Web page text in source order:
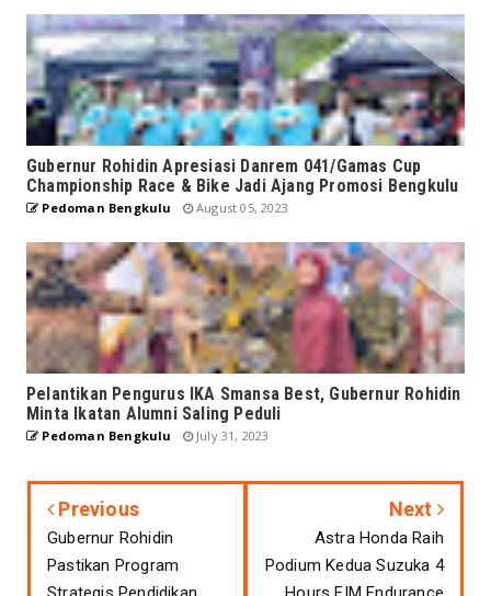
Gubernur Rohidin Apresiasi Danrem 041/Gamas Cup
Championship Race & Bike Jadi Ajang Promosi Bengkulu
Pedoman Bengkulu August 05, 2023
Pelantikan Pengurus IKA Smansa Best, Gubernur Rohidin
Minta Ikatan Alumni Saling Peduli
Pedoman Bengkulu July 31, 2023
Previous
Gubernur Rohidin
Pastikan Program
Next
Astra Honda Raih
Podium Kedua Suzuka 4